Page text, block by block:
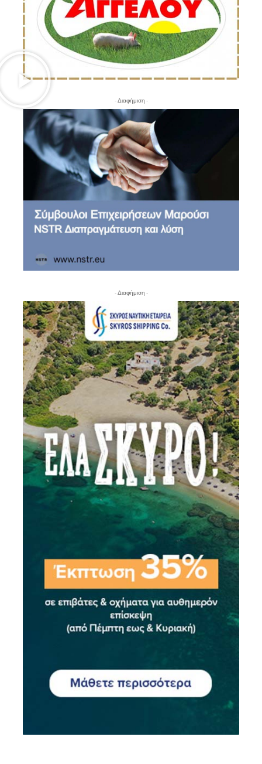
- Διαφήμιση -
- Διαφήμιση -